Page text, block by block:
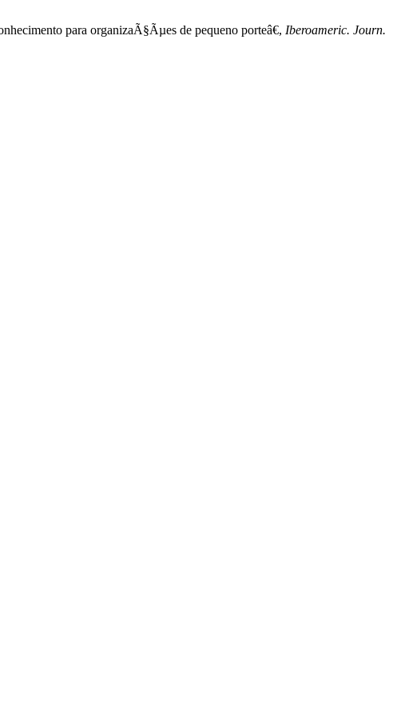
para organizaÃ§Ãµes de pequeno porteâ€, Iberoameric. Journ.